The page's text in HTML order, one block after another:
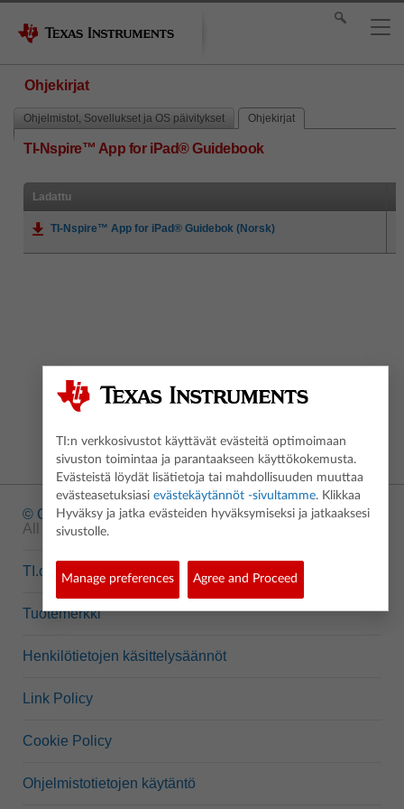
Ohjekirjat
Ohjelmistot, Sovellukset ja OS päivitykset Ohjekirjat
TI-Nspire™ App for iPad® Guidebook
Ladattu
TI-Nspire™ App for iPad® Guidebok (Norsk)
© Copyright1995-2026 Texas Instruments Incorporated.
All rights reserved.
TI.com
Tuotemerkki
Henkilötietojen käsittelysäännöt
Link Policy
Cookie Policy
Ohjelmistotietojen käytäntö
TI:n verkkosivustot käyttävät evästeitä optimoimaan
sivuston toimintaa ja parantaakseen käyttökokemusta.
Evästeistä löydät lisätietoja tai mahdollisuuden muuttaa
evästeasetuksiasi evästekäytännöt -sivultamme. Klikkaa
Hyväksy ja jatka evästeiden hyväksymiseksi ja jatkaaksesi
sivustolle.
Manage preferences Agree and Proceed